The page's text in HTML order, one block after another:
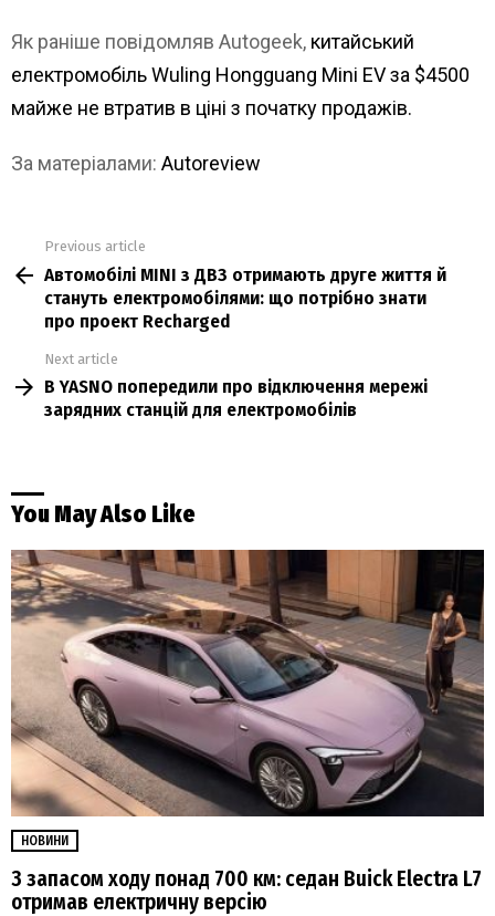
Як раніше повідомляв Autogeek, китайський
електромобіль Wuling Hongguang Mini EV за $4500
майже не втратив в ціні з початку продажів.
За матеріалами: Autoreview
more
Previous article
Автомобілі MINI з ДВЗ отримають друге життя й
стануть електромобілями: що потрібно знати
про проект Recharged
Next article
В YASNO попередили про відключення мережі
зарядних станцій для електромобілів
You May Also Like
НОВИНИ
З запасом ходу понад 700 км: седан Buick Electra L7
отримав електричну версію